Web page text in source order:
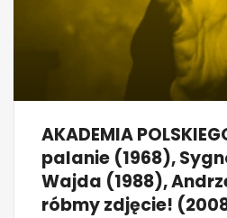
AKADEMIA
palanie (1968),
Wajda (1988),
róbmy zdjęcie!